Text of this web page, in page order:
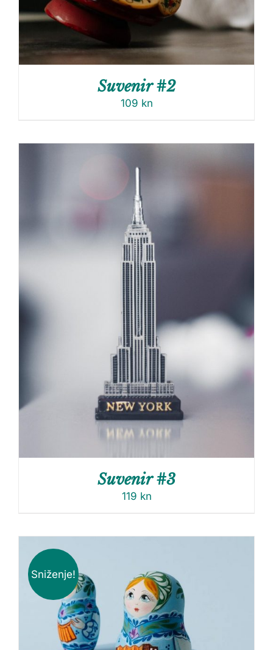
Suvenir #2
109 kn
Suvenir #3
119 kn
Sniženje!